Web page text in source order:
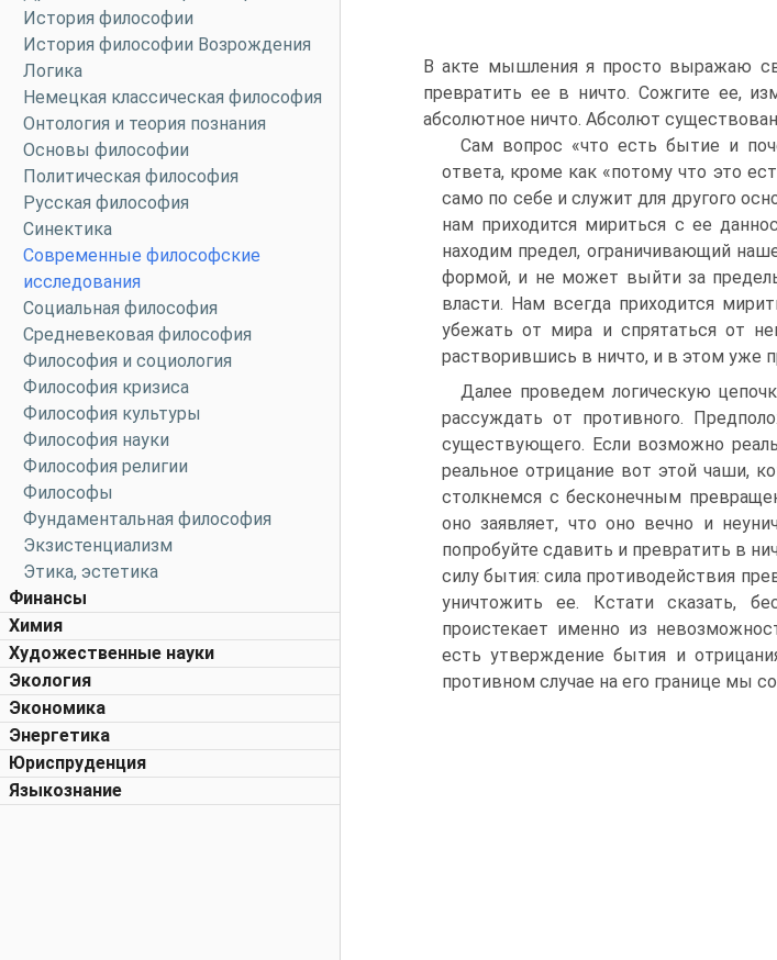
История философии
История философии Возрождения
Логика
Немецкая классическая философия
Онтология и теория познания
Основы философии
Политическая философия
Русская философия
Синектика
Современные философские
исследования
Социальная философия
Средневековая философия
Философия и социология
Философия кризиса
Философия культуры
Философия науки
Философия религии
Философы
Фундаментальная философия
Экзистенциализм
Этика, эстетика
Финансы
Химия
Художественные науки
Экология
Экономика
Энергетика
Юриспруденция
Языкознание
В акте мышления я просто выражаю
превратить ее в ничто. Сожгите ее,
абсолютное ничто. Абсолют
Сам вопрос «что есть бытие и
ответа, кроме как «потому что это
само по себе и служит для другого
нам приходится мириться с ее
находим предел, ограничивающий
формой, и не может выйти за
власти. Нам всегда приходится
убежать от мира и спрятаться от
растворившись в ничто, и в этом уже
Далее проведем логическую
рассуждать от противного.
существующего. Если возможно
реальное отрицание вот этой чаши,
столкнемся с бесконечным
оно заявляет, что оно вечно и
попробуйте сдавить и превратить в
силу бытия: сила противодействия
уничтожить ее. Кстати сказать,
проистекает именно из
есть утверждение бытия и
противном случае на его границе мы